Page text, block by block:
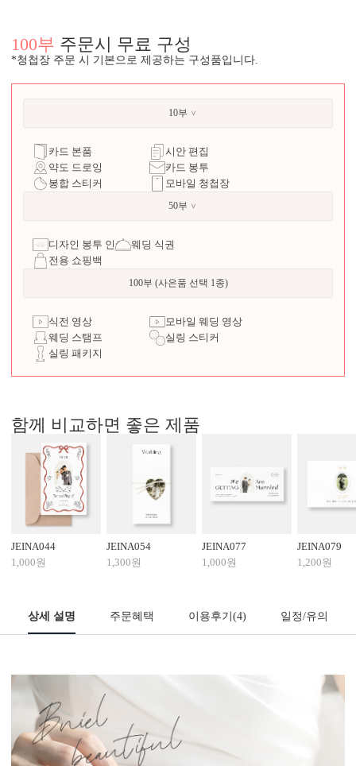
100부 주문시 무료 구성
*청첩장 주문 시 기본으로 제공하는 구성품입니다.
10부
카드 본품
시안 편집
약도 드로잉
카드 봉투
봉합 스티커
모바일 청첩장
50부
디자인 봉투 인쇄 웨딩 식권
전용 쇼핑백
100부 (사은품 선택 1종)
식전 영상
모바일 웨딩 영상
웨딩 스탬프
실링 스티커
실링 패키지
함께 비교하면 좋은 제품
JEINA044
1,000원
JEINA054
1,300원
JEINA077
1,000원
JEINA079
1,200원
상세 설명 주문혜택 이용후기(4) 일정/유의